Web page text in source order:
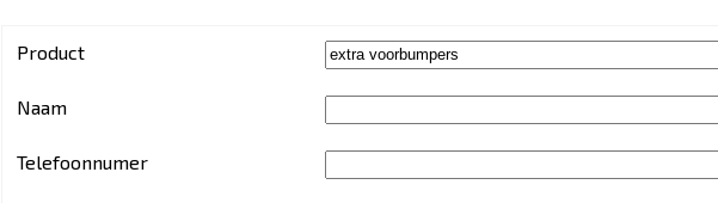
Product
Naam
Telefoonnumer